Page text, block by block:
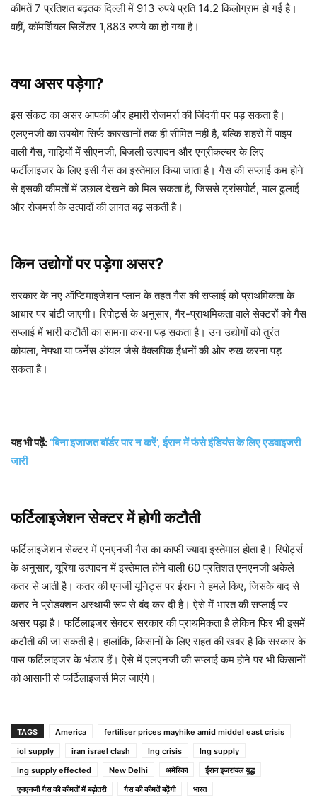
कीमतें 7 प्रतिशत बढ़तक दिल्ली में 913 रुपये प्रति 14.2 किलोग्राम हो गई है।
वहीं, कॉमर्शियल सिलेंडर 1,883 रुपये का हो गया है।
क्या असर पड़ेगा?
इस संकट का असर आपकी और हमारी रोजमर्रा की जिंदगी पर पड़ सकता है।
एलएनजी का उपयोग सिर्फ कारखानों तक ही सीमित नहीं है, बल्कि शहरों में पाइप
वाली गैस, गाड़ियों में सीएनजी, बिजली उत्पादन और एग्रीकल्चर के लिए
फर्टीलाइजर के लिए इसी गैस का इस्तेमाल किया जाता है। गैस की सप्लाई कम होने
से इसकी कीमतों में उछाल देखने को मिल सकता है, जिससे ट्रांसपोर्ट, माल ढुलाई
और रोजमर्रा के उत्पादों की लागत बढ़ सकती है।
किन उद्योगों पर पड़ेगा असर?
सरकार के नए ऑप्टिमाइजेशन प्लान के तहत गैस की सप्लाई को प्राथमिकता के
आधार पर बांटी जाएगी। रिपोर्ट्स के अनुसार, गैर-प्राथमिकता वाले सेक्टरों को गैस
सप्लाई में भारी कटौती का सामना करना पड़ सकता है। उन उद्योगों को तुरंत
कोयला, नेफ्था या फर्नेस ऑयल जैसे वैक्लपिक ईंधनों की ओर रुख करना पड़
सकता है।
यह भी पढ़ें:‘बिना इजाजत बॉर्डर पार न करें’, ईरान में फंसे इंडियंस के लिए एडवाइजरी
जारी
फर्टिलाइजेशन सेक्टर में होगी कटौती
फर्टिलाइजेशन सेक्टर में एनएनजी गैस का काफी ज्यादा इस्तेमाल होता है। रिपोर्ट्स
के अनुसार, यूरिया उत्पादन में इस्तेमाल होने वाली 60 प्रतिशत एनएनजी अकेले
कतर से आती है। कतर की एनर्जी यूनिट्स पर ईरान ने हमले किए, जिसके बाद से
कतर ने प्रोडक्शन अस्थायी रूप से बंद कर दी है। ऐसे में भारत की सप्लाई पर
असर पड़ा है। फर्टिलाइजर सेक्टर सरकार की प्राथमिकता है लेकिन फिर भी इसमें
कटौती की जा सकती है। हालांकि, किसानों के लिए राहत की खबर है कि सरकार के
पास फर्टिलाइजर के भंडार हैं। ऐसे में एलएनजी की सप्लाई कम होने पर भी किसानों
को आसानी से फर्टिलाइजर्स मिल जाएंगे।
TAGS America
fertiliser prices mayhike amid middel east crisis
iol supply
iran israel clash lng crisis
lng supply
lng supply effected
New Delhi अमेरिका
ईरान इजरायल युद्ध
एनएनजी गैस की कीमतों में बढ़ोतरी
गैस की कीमतें बढ़ेंगी भारत